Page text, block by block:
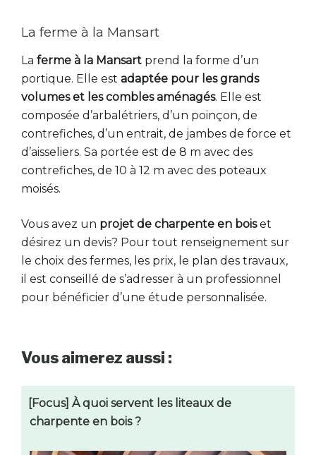
La ferme à la Mansart
La ferme à la Mansart prend la forme d’un
portique. Elle est adaptée pour les grands
volumes et les combles aménagés. Elle est
composée d’arbalétriers, d’un poinçon, de
contrefiches, d’un entrait, de jambes de force et
d’aisseliers. Sa portée est de 8 m avec des
contrefiches, de 10 à 12 m avec des poteaux
moisés.
Vous avez un projet de charpente en boiset
désirez un devis? Pour tout renseignement sur
le choix des fermes, les prix, le plan des travaux,
il est conseillé de s’adresser à un professionnel
pour bénéficier d’une étude personnalisée.
Vous aimerez aussi :
[Focus] À quoi servent les liteaux de
charpente en bois ?